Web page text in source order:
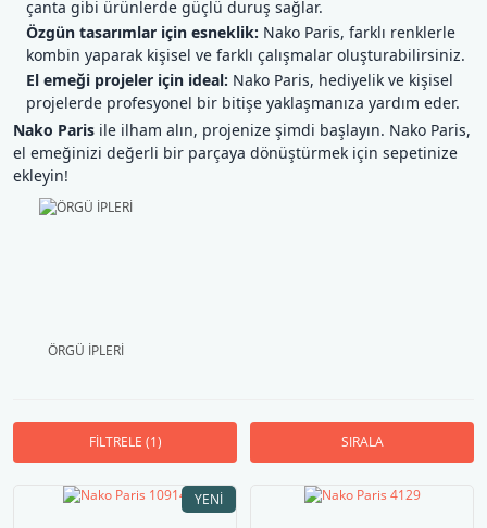
çanta gibi ürünlerde güçlü duruş sağlar.
Özgün tasarımlar için esneklik: Nako Paris, farklı renklerle
kombin yaparak kişisel ve farklı çalışmalar oluşturabilirsiniz.
El emeği projeler için ideal: Nako Paris, hediyelik ve kişisel
projelerde profesyonel bir bitişe yaklaşmanıza yardım eder.
Nako Paris ile ilham alın, projenize şimdi başlayın. Nako Paris,
el emeğinizi değerli bir parçaya dönüştürmek için sepetinize
ekleyin!
ÖRGÜ İPLERİ
FİLTRELE (1) SIRALA
YENI